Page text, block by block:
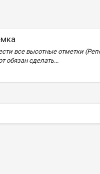
все высотные отметки
обязан сделать...